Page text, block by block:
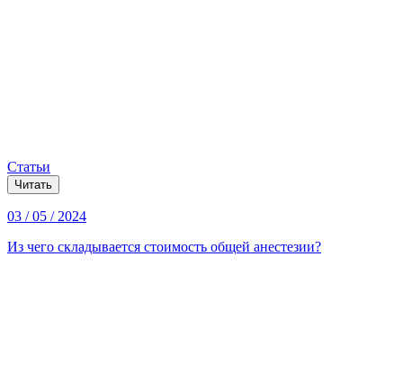
Статьи
Читать
03 / 05 / 2024
Из чего складывается стоимость общей анестезии?